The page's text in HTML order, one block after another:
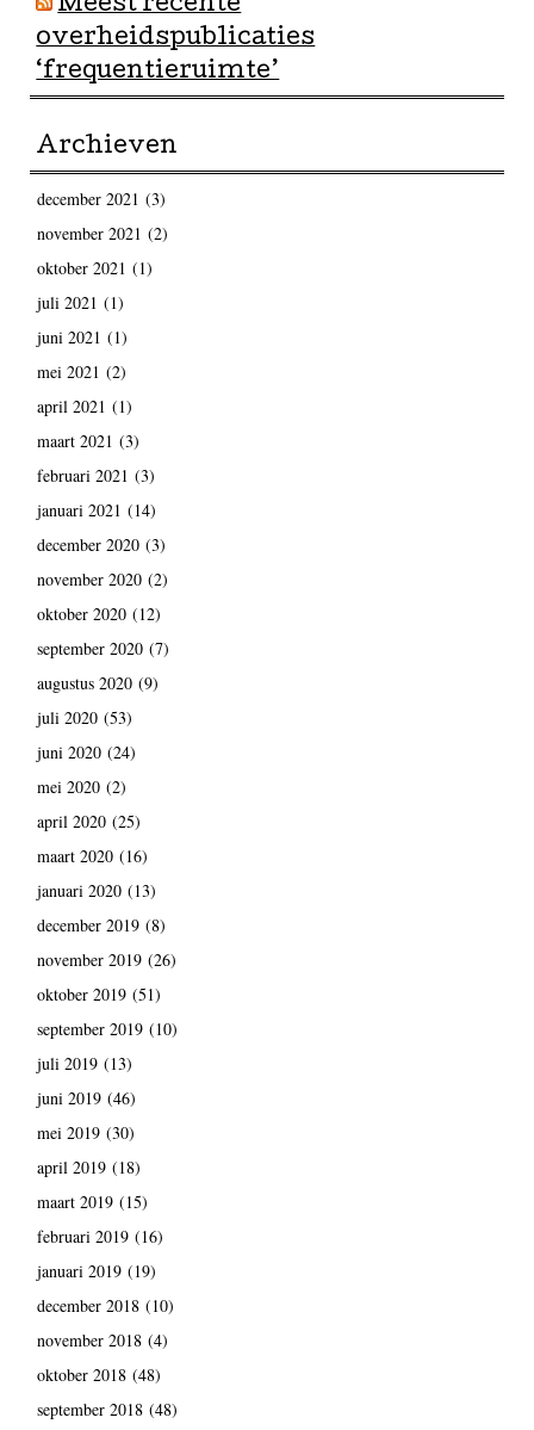
Meest recente
overheidspublicaties
‘frequentieruimte’
Archieven
december 2021 (3)
november 2021 (2)
oktober 2021 (1)
juli 2021 (1)
juni 2021 (1)
mei 2021 (2)
april 2021 (1)
maart 2021 (3)
februari 2021 (3)
januari 2021 (14)
december 2020(3)
november 2020(2)
oktober 2020(12)
september 2020(7)
augustus 2020(9)
juli 2020(53)
juni 2020(24)
mei 2020(2)
april 2020(25)
maart 2020(16)
januari 2020(13)
december 2019(8)
november 2019(26)
oktober 2019(51)
september 2019(10)
juli 2019(13)
juni 2019(46)
mei 2019(30)
april 2019(18)
maart 2019(15)
februari 2019(16)
januari 2019(19)
december 2018(10)
november 2018(4)
oktober 2018(48)
september 2018(48)